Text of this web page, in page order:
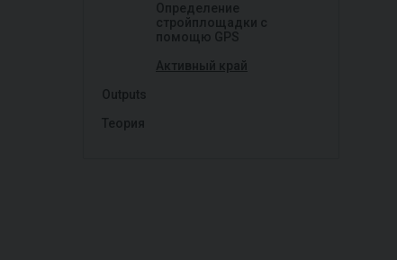
Определение
стройплощадки с
помощю GPS
Активный край
Outputs
Теория